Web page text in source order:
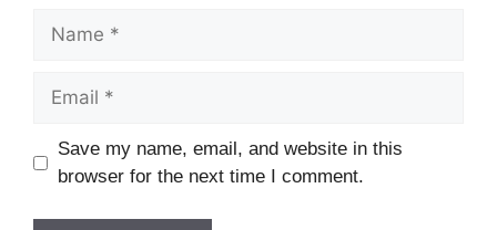
Name
Email
Website
Save my name, email, and website in this
browser for the next time I comment.